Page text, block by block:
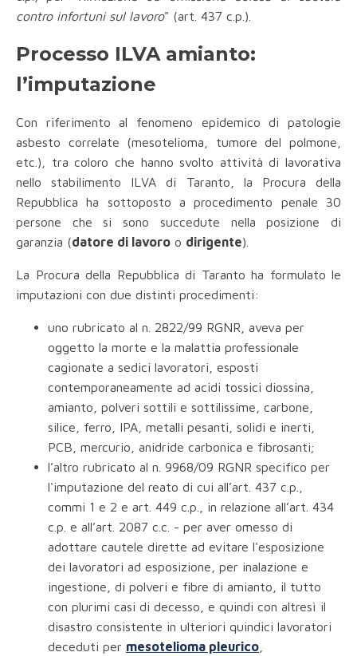
contro infortuni sul lavoro" (art. 437 c.p.).
Processo ILVA amianto:
l’imputazione
Con riferimento al fenomeno epidemico di patologie
asbesto correlate (mesotelioma, tumore del polmone,
etc.), tra coloro che hanno svolto attività di lavorativa
nello stabilimento ILVA di Taranto, la Procura della
Repubblica ha sottoposto a procedimento penale 30
persone che si sono succedute nella posizione di
garanzia (datore di lavoro o dirigente).
La Procura della Repubblica di Taranto ha formulato le
imputazioni con due distinti procedimenti:
uno rubricato al n. 2822/99 RGNR, aveva per
oggetto la morte e la malattia professionale
cagionate a sedici lavoratori, esposti
contemporaneamente ad acidi tossici diossina,
amianto, polveri sottili e sottilissime, carbone,
silice, ferro, IPA, metalli pesanti, solidi e inerti,
PCB, mercurio, anidride carbonica e fibrosanti;
l’altro rubricato al n. 9968/09 RGNR specifico per
l'imputazione del reato di cui all’art. 437 c.p.,
commi 1 e 2 e art. 449 c.p., in relazione all’art. 434
c.p. e all’art. 2087 c.c. - per aver omesso di
adottare cautele dirette ad evitare l'esposizione
dei lavoratori ad esposizione, per inalazione e
ingestione, di polveri e fibre di amianto, il tutto
con plurimi casi di decesso, e quindi con altresì il
disastro consistente in ulteriori quindici lavoratori
deceduti per mesotelioma pleurico